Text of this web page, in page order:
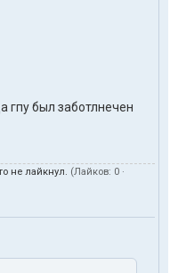
гпу был заботлнечен
не лайкнул. (Лайков: 0 ·